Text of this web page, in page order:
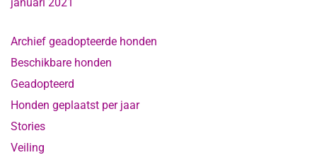
Archief geadopteerde honden
Beschikbare honden
Geadopteerd
Honden geplaatst per jaar
Stories
Veiling